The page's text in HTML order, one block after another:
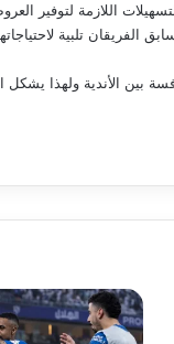
اللازمة لتوفير
تلبية
بين الأندية ولهذا